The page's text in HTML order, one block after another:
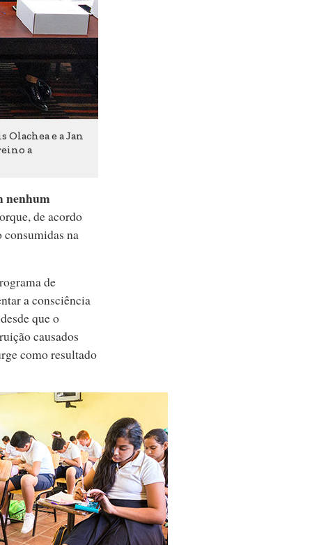
Olachea e a Jan
a
nenhum
de acordo
na
de
a consciência
que o
causados
como resultado